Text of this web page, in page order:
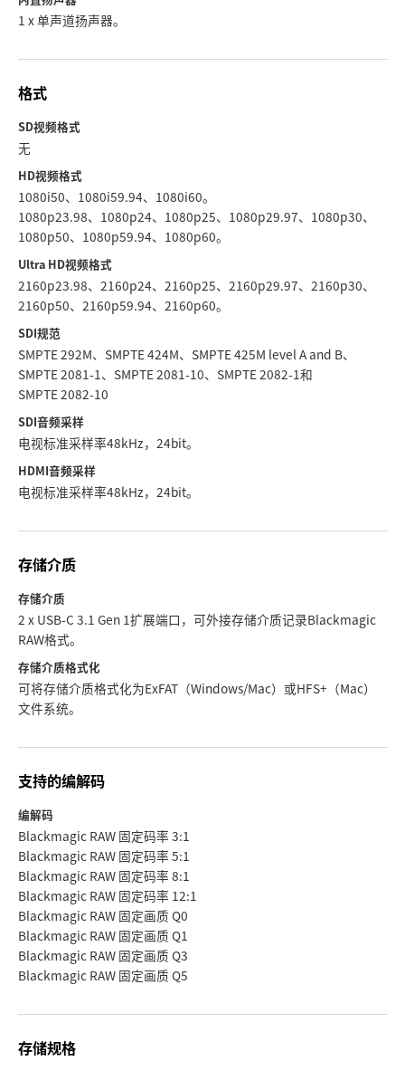
1 x 单声道扬声器。
格式
SD视频格式
无
HD视频格式
1080i50、1080i59.94、1080i60。
1080p23.98、1080p24、1080p25、1080p29.97、1080p30、
1080p50、1080p59.94、1080p60。
Ultra HD视频格式
2160p23.98、2160p24、2160p25、2160p29.97、2160p30、
2160p50、2160p59.94、2160p60。
SDI规范
SMPTE 292M、SMPTE 424M、SMPTE 425M level A and B、
SMPTE 2081‑1、SMPTE 2081‑10、SMPTE 2082‑1和
SMPTE 2082‑10
SDI音频采样
电视标准采样率48kHz，24bit。
HDMI音频采样
电视标准采样率48kHz，24bit。
存储介质
存储介质
2 x USB-C 3.1 Gen 1扩展端口，可外接存储介质记录Blackmagic
RAW格式。
存储介质格式化
可将存储介质格式化为ExFAT（Windows/Mac）或HFS+（Mac）
文件系统。
支持的编解码
编解码
Blackmagic RAW 固定码率 3:1
Blackmagic RAW 固定码率 5:1
Blackmagic RAW 固定码率 8:1
Blackmagic RAW 固定码率 12:1
Blackmagic RAW 固定画质 Q0
Blackmagic RAW 固定画质 Q1
Blackmagic RAW 固定画质 Q3
Blackmagic RAW 固定画质 Q5
存储规格